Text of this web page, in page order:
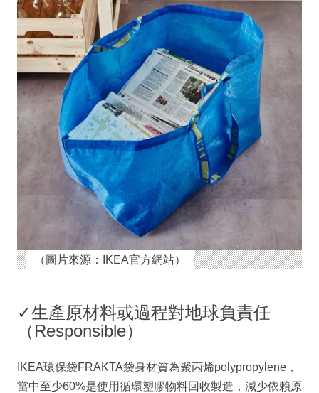
（圖片來源：IKEA官方網站）
✓生產原材料或過程對地球負責任
（Responsible）
IKEA環保袋FRAKTA袋身材質為聚丙烯polypropylene，
當中至少60%是使用循環塑膠物料回收製造，減少依賴原